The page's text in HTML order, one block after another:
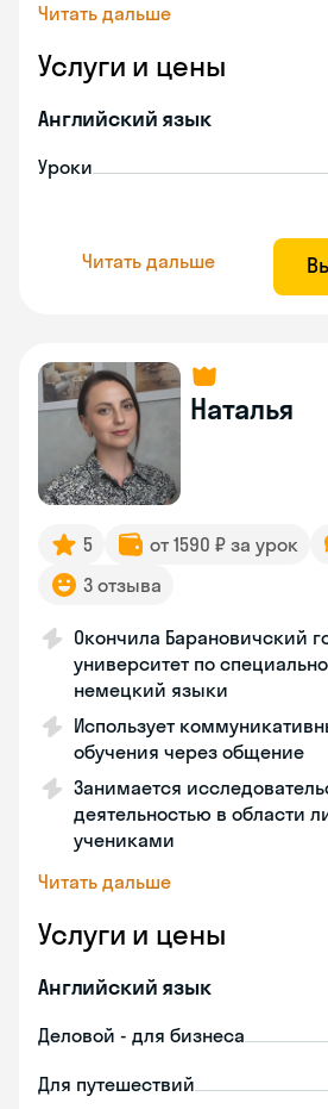
Читать дальше
Услуги и цены
Английский язык
Уроки
Читать дальше
Наталья
5 от 1590 ₽ за урок
3 отзыва
Окончила Барановичский
университет по
немецкий языки
Использует
обучения через общение
Занимается
деятельностью в области
учениками
Читать дальше
Услуги и цены
Английский язык
Деловой - для бизнеса
Для путешествий